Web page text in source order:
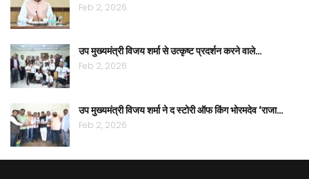
Feb 2, 2026
उप मुख्यमंत्री विजय शर्मा से उत्कृष्ट प्रदर्शन करने वाले…
Feb 2, 2026
उप मुख्यमंत्री विजय शर्मा ने द स्टोरी ऑफ किंग भोरमदेव ‘राजा…
Feb 2, 2026